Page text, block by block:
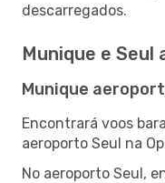
descarregados.
Munique e
Munique
Encontrará voos
aeroporto Seul na
No aeroporto Seul,